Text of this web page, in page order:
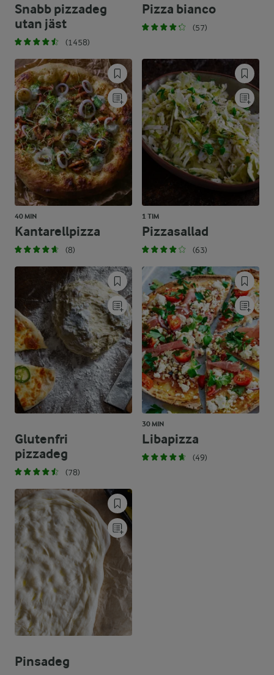
Snabb pizzadeg
utan jäst
(1458)
Pizza bianco
(57)
40 MIN
Kantarellpizza
(8)
1 TIM
Pizzasallad
(63)
Glutenfri
pizzadeg
(78)
30 MIN
Libapizza
(49)
Pinsadeg